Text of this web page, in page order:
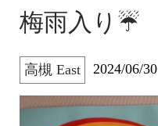
梅雨入り☔
高槻 East 2024/06/30